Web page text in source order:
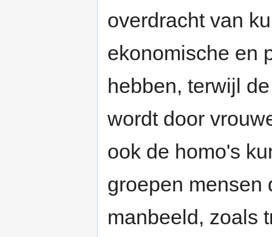
overdracht van
ekonomische en
hebben, terwijl
wordt door
ook de homo's
groepen mensen
manbeeld, zoals